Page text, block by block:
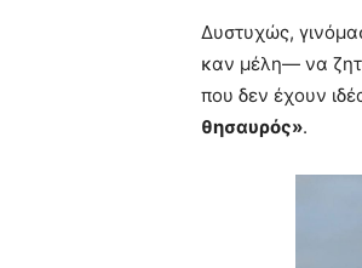
Δυστυχώς,
καν μέλη— να
που δεν έχουν
θησαυρός».